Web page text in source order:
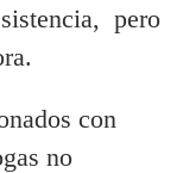
pero
con
no